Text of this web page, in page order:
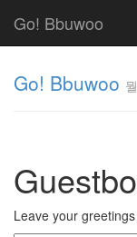
Go! Bbuwoo
Go! Bbuwoo
Leave your greetings
걸..
김
균